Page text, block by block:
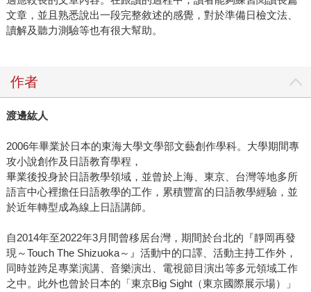
文章，並且熟悉說出一段完整敘述的感覺，對於準備日檢文法、
讀解及聽力測驗等也有很大幫助。
作者
渡邊紘人
2006年畢業於日本的東海大學文學部文藝創作學科。大學期間專
攻小說創作及日語教育學程，
畢業後投身於日語教學領域，並曾於上海、東京、台灣等地多所
語言中心裡擔任日語教學的工作，累積豐富的日語教學經驗，並
於近年轉型成為線上日語講師。
自2014年至2022年3月間曾移居台灣，期間於台北的『靜岡再發
現～Touch The Shizuoka～』活動中的口譯、活動主持工作外，
同時並跨足專業演講、音樂演出、電視節目演出等多元領域工作
之中。此外也曾於日本的「東京Big Sight（東京國際展示場）」